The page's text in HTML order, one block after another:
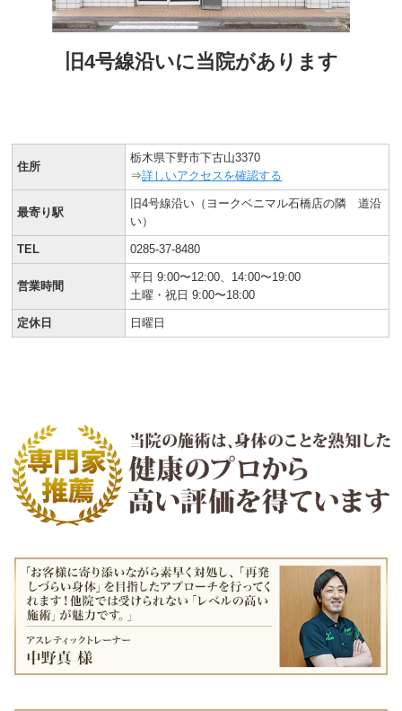
旧4号線沿いに当院があります
住所
栃木県下野市下古山3370
⇒詳しいアクセスを確認する
最寄り駅
旧4号線沿い（ヨークベニマル石橋店の隣 道沿
い）
TEL 0285-37-8480
営業時間
平日 9:00〜12:00、14:00〜19:00
土曜・祝日 9:00〜18:00
定休日 日曜日